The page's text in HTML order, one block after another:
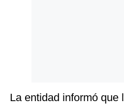
La entidad informó que